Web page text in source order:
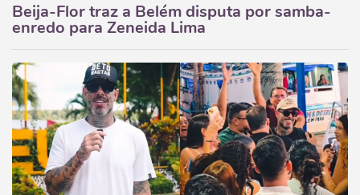
Beija-Flor traz a Belém disputa por samba-
enredo para Zeneida Lima